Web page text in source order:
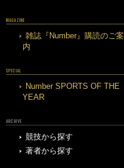
MAGAZINE
雑誌『Number』購読のご案
内
SPECIAL
Number SPORTS OF THE
YEAR
ARCHIVE
競技から探す
著者から探す